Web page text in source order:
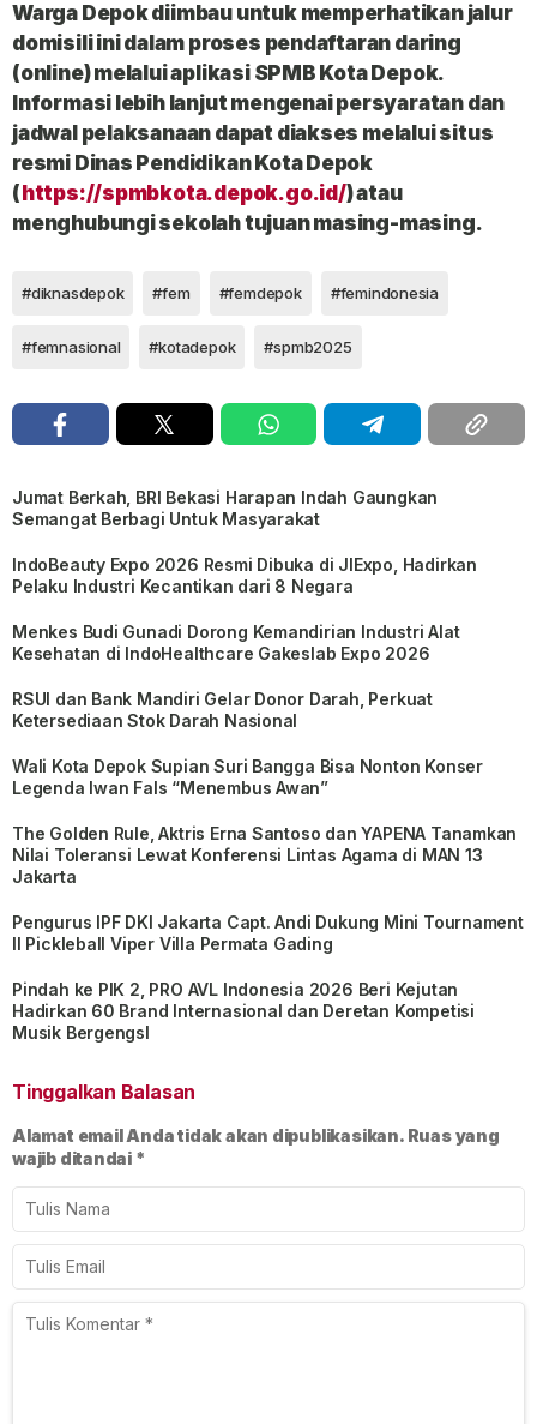
Warga Depok diimbau untuk memperhatikan jalur
domisili ini dalam proses pendaftaran daring
(online) melalui aplikasi SPMB Kota Depok.
Informasi lebih lanjut mengenai persyaratan dan
jadwal pelaksanaan dapat diakses melalui situs
resmi Dinas Pendidikan Kota Depok
( https://spmbkota.depok.go.id/) atau
menghubungi sekolah tujuan masing-masing.
#diknasdepok #fem #femdepok #femindonesia
#femnasional #kotadepok #spmb2025
Jumat Berkah, BRI Bekasi Harapan Indah Gaungkan
Semangat Berbagi Untuk Masyarakat
IndoBeauty Expo 2026 Resmi Dibuka di JIExpo, Hadirkan
Pelaku Industri Kecantikan dari 8 Negara
Menkes Budi Gunadi Dorong Kemandirian Industri Alat
Kesehatan di IndoHealthcare Gakeslab Expo 2026
RSUI dan Bank Mandiri Gelar Donor Darah, Perkuat
Ketersediaan Stok Darah Nasional
Wali Kota Depok Supian Suri Bangga Bisa Nonton Konser
Legenda Iwan Fals “Menembus Awan”
The Golden Rule, Aktris Erna Santoso dan YAPENA Tanamkan
Nilai Toleransi Lewat Konferensi Lintas Agama di MAN 13
Jakarta
Pengurus IPF DKI Jakarta Capt. Andi Dukung Mini Tournament
II Pickleball Viper Villa Permata Gading
Pindah ke PIK 2, PRO AVL Indonesia 2026 Beri Kejutan
Hadirkan 60 Brand Internasional dan Deretan Kompetisi
Musik BergengsI
Tinggalkan Balasan
Alamat email Anda tidak akan dipublikasikan. Ruas yang
wajib ditandai *